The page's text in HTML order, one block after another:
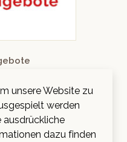
unsere Website zu
werden
ausdrückliche
dazu finden